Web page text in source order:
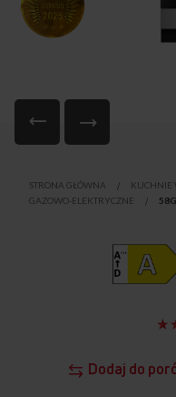
początek
STRONA GŁÓWNA
KUCHNIE
GAZOWO-ELEKTRYCZNE
Dodaj do